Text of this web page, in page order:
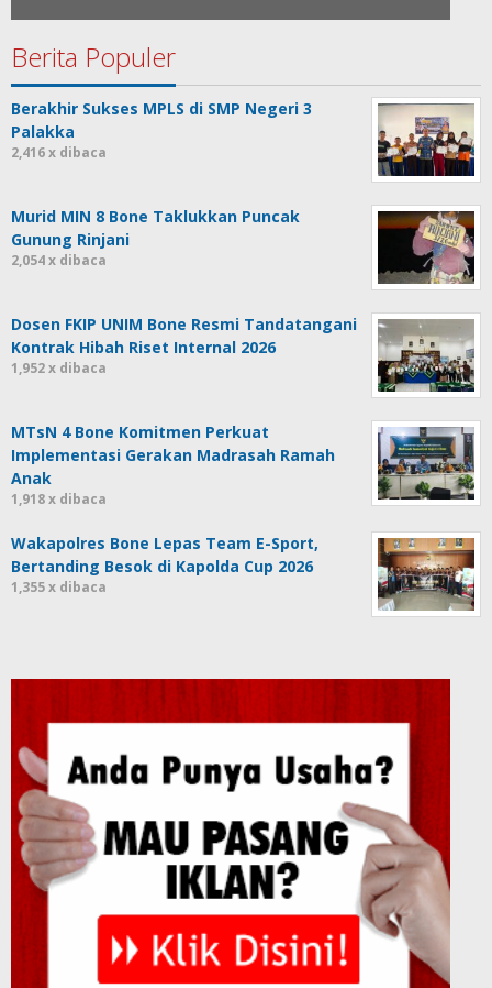
Berita Populer
Berakhir Sukses MPLS di SMP Negeri 3
Palakka
2,416 x dibaca
Murid MIN 8 Bone Taklukkan Puncak
Gunung Rinjani
2,054 x dibaca
Dosen FKIP UNIM Bone Resmi Tandatangani
Kontrak Hibah Riset Internal 2026
1,952 x dibaca
MTsN 4 Bone Komitmen Perkuat
Implementasi Gerakan Madrasah Ramah
Anak
1,918 x dibaca
Wakapolres Bone Lepas Team E-Sport,
Bertanding Besok di Kapolda Cup 2026
1,355 x dibaca